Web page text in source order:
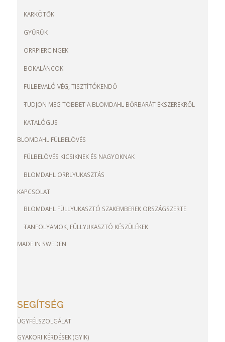
KARKÖTŐK
GYŰRŰK
ORRPIERCINGEK
BOKALÁNCOK
FÜLBEVALÓ VÉG, TISZTÍTÓKENDŐ
TUDJON MEG TÖBBET A BLOMDAHL BŐRBARÁT ÉKSZEREKRŐL
KATALÓGUS
BLOMDAHL FÜLBELÖVÉS
FÜLBELÖVÉS KICSIKNEK ÉS NAGYOKNAK
BLOMDAHL ORRLYUKASZTÁS
KAPCSOLAT
BLOMDAHL FÜLLYUKASZTÓ SZAKEMBEREK ORSZÁGSZERTE
TANFOLYAMOK, FÜLLYUKASZTÓ KÉSZÜLÉKEK
MADE IN SWEDEN
SEGÍTSÉG
ÜGYFÉLSZOLGÁLAT
GYAKORI KÉRDÉSEK (GYIK)